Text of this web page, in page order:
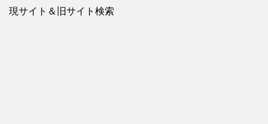
現サイト＆旧サイト検索